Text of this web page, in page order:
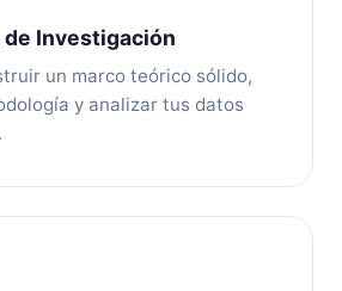
Investigación
un marco teórico sólido,
y analizar tus datos